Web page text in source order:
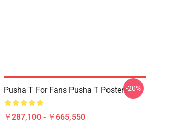
Pusha T For Fans Pusha T Posters
￥287,100 - ￥665,550
-20%